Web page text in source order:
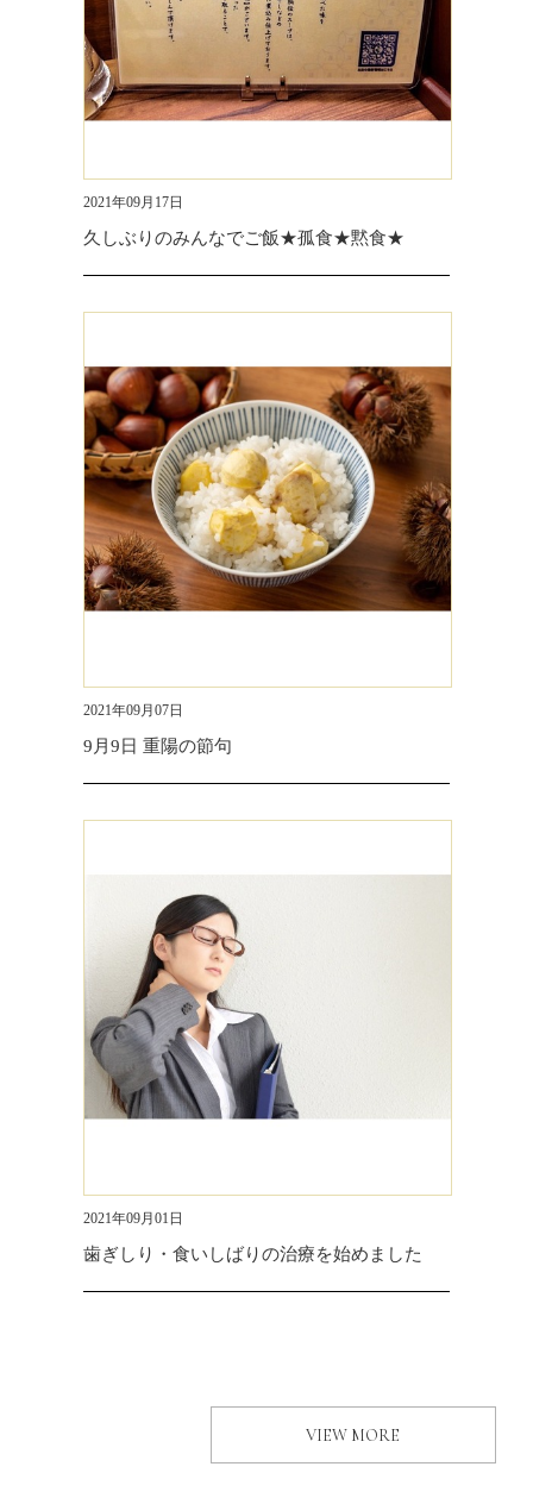
2021年09月17日
久しぶりのみんなでご飯★孤食★黙食★
2021年09月07日
9月9日 重陽の節句
2021年09月01日
歯ぎしり・食いしばりの治療を始めました
VIEW MORE